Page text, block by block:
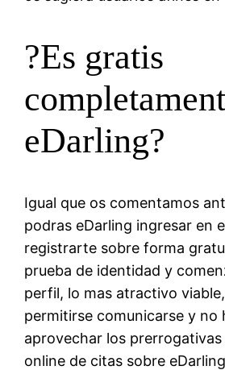
?Es gratis
eDarling?
Igual que os comentamos
podras eDarling ingresar en
registrarte sobre forma
prueba de identidad y
perfil, lo mas atractivo
permitirse comunicarse y no
aprovechar los prerrogativas
online de citas sobre